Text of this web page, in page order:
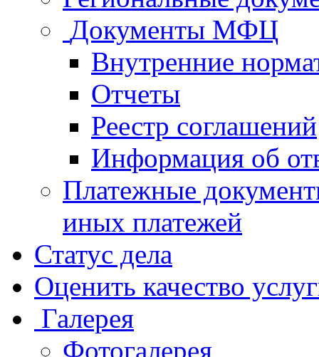
Документы МФЦ
Внутренние
Отчеты
Реестр соглашений
Информация об
Платежные
иных платежей
Статус дела
Оценить качество
Галерея
Фотогалерея